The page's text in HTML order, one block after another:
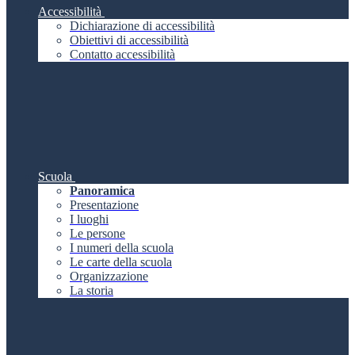
Accessibilità
Dichiarazione di accessibilità
Obiettivi di accessibilità
Contatto accessibilità
Scuola
Panoramica
Presentazione
I luoghi
Le persone
I numeri della scuola
Le carte della scuola
Organizzazione
La storia